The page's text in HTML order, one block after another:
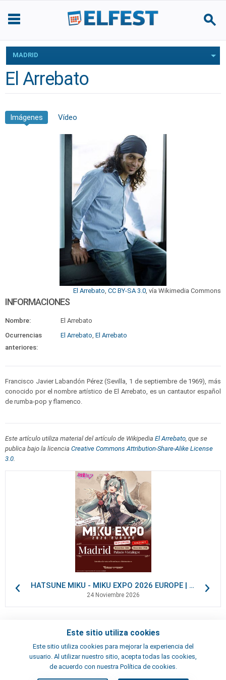
MADRID
El Arrebato
Imágenes Vídeo
El Arrebato, CC BY-SA 3.0, vía Wikimedia Commons
INFORMACIONES
Nombre:
El Arrebato
Ocurrencias
anteriores:
El Arrebato, El Arrebato
Francisco Javier Labandón Pérez (Sevilla, 1 de septiembre de 1969), más
conocido por el nombre artístico de El Arrebato, es un cantautor español
de rumba-pop y flamenco.
Este artículo utiliza material del artículo de Wikipedia El Arrebato, que se
publica bajo la licencia Creative Commons Attribution-Share-Alike License
3.0.
HATSUNE MIKU - MIKU EXPO 2026 EUROPE | VIP Packages
24 Noviembre 2026
Este sitio utiliza cookies
Este sitio utiliza cookies para mejorar la experiencia del
usuario. Al utilizar nuestro sitio, acepta todas las cookies,
de acuerdo con nuestra Política de cookies.
Términos y condiciones